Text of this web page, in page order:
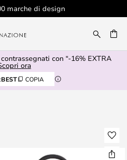
marche di design
con “-16% EXTRA
ora
BEST COPIA